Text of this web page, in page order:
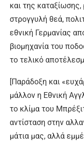
και της
στρογγυλή θεά,
εθνική Γερμανίας
βιομηχανία του
το τελικό
[Παράδοξη και
μάλλον η Εθνική
το κλίμα του
αντίσταση στην
μάτια μας, αλλά